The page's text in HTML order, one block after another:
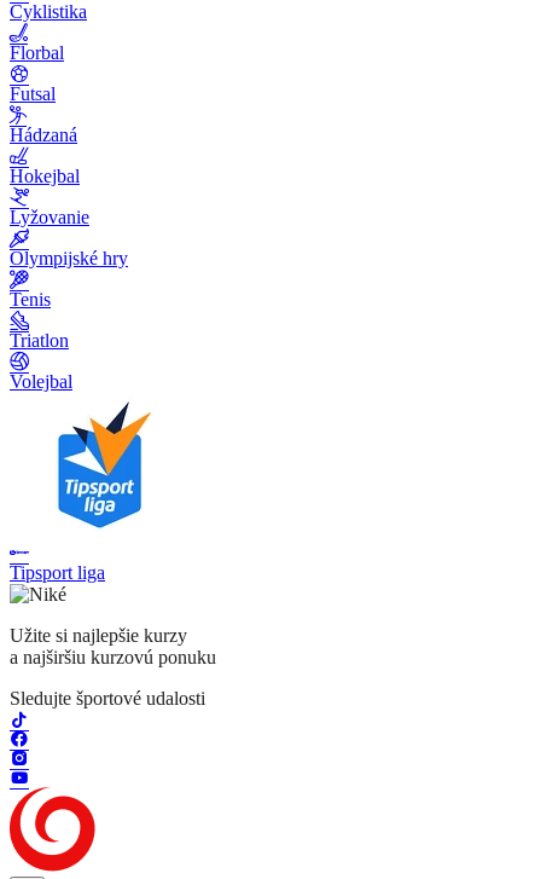
Cyklistika
Florbal
Futsal
Hádzaná
Hokejbal
Lyžovanie
Olympijské hry
Tenis
Triatlon
Volejbal
Tipsport liga
Užite si najlepšie kurzy
a najširšiu kurzovú ponuku
Sledujte športové udalosti